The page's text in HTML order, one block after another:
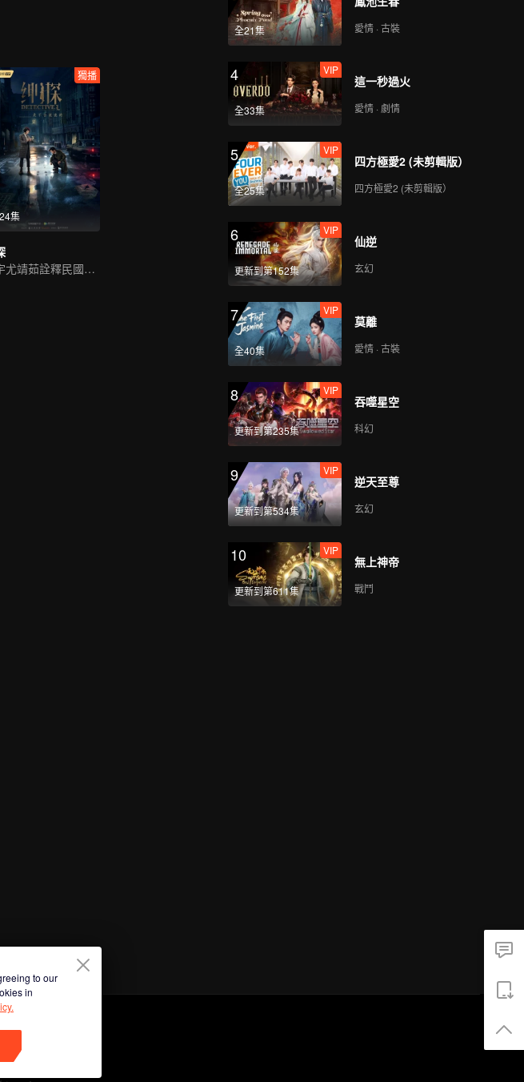
集
獨播
白宇尤靖茹詮釋民國偵探範
全21集 愛情 · 古裝
4
全33集
VIP
這一秒過火
愛情 · 劇情
5
全25集
VIP
四方極愛2 (未剪輯版）
四方極愛2 (未剪輯版）
6
更新到第152集
VIP
仙逆
玄幻
7
全40集
VIP
莫離
愛情 · 古裝
8
更新到第235集
VIP
吞噬星空
科幻
9
更新到第534集
VIP
逆天至尊
玄幻
10
更新到第611集
VIP
無上神帝
戰鬥
to our
in